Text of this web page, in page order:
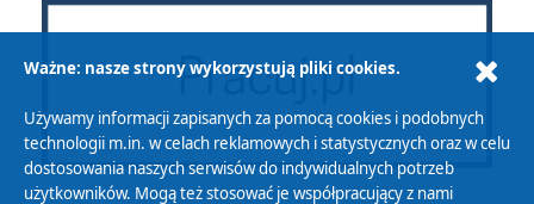
Ważne: nasze strony wykorzystują pliki cookies.
Używamy informacji zapisanych za pomocą cookies i podobnych
technologii m.in. w celach reklamowych i statystycznych oraz w celu
dostosowania naszych serwisów do indywidualnych potrzeb
użytkowników. Mogą też stosować je współpracujący z nami